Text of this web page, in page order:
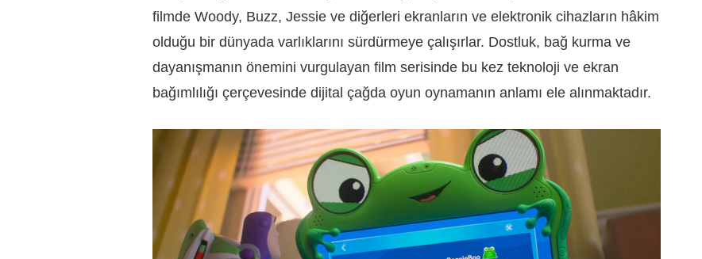
filmde Woody, Buzz, Jessie ve diğerleri ekranların ve elektronik cihazların hâkim
olduğu bir dünyada varlıklarını sürdürmeye çalışırlar. Dostluk, bağ kurma ve
dayanışmanın önemini vurgulayan film serisinde bu kez teknoloji ve ekran
bağımlılığı çerçevesinde dijital çağda oyun oynamanın anlamı ele alınmaktadır.